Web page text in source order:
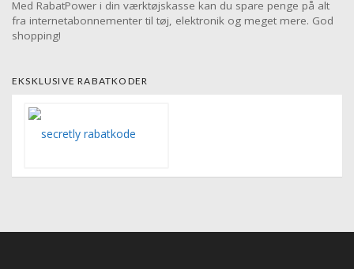
Med RabatPower i din værktøjskasse kan du spare penge på alt
fra internetabonnementer til tøj, elektronik og meget mere. God
shopping!
EKSKLUSIVE RABATKODER